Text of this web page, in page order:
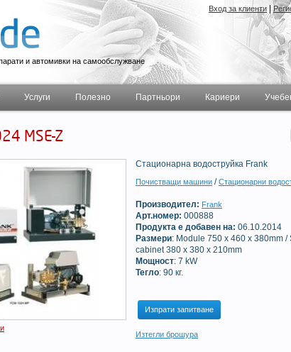
и автомивки на самообслужване
Вход за клиенти |
Услуги Полезно Партньори Кариери
MSE-Z
Стационарна водоструйка Frank
Почистващи машини /Стационарни
Производител: Frank
Арт.номер: 000888
Продукта е добавен на: 06.10.2014
Размери: Module 750 x 460 x 380mm /
cabinet 380 x 380 x 210mm
Мощност: 7 kW
Тегло: 90 кг.
Изпрати запитване
Изтегли брошура